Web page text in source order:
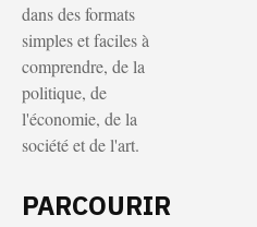
dans des formats
simples et faciles à
comprendre, de la
politique, de
l'économie, de la
société et de l'art.
PARCOURIR